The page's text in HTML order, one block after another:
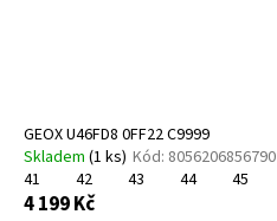
GEOX U46FD8 0FF22 C9999
Skladem (1 ks) Kód: 8056206856790
41
42 43 44 45
4 199 Kč